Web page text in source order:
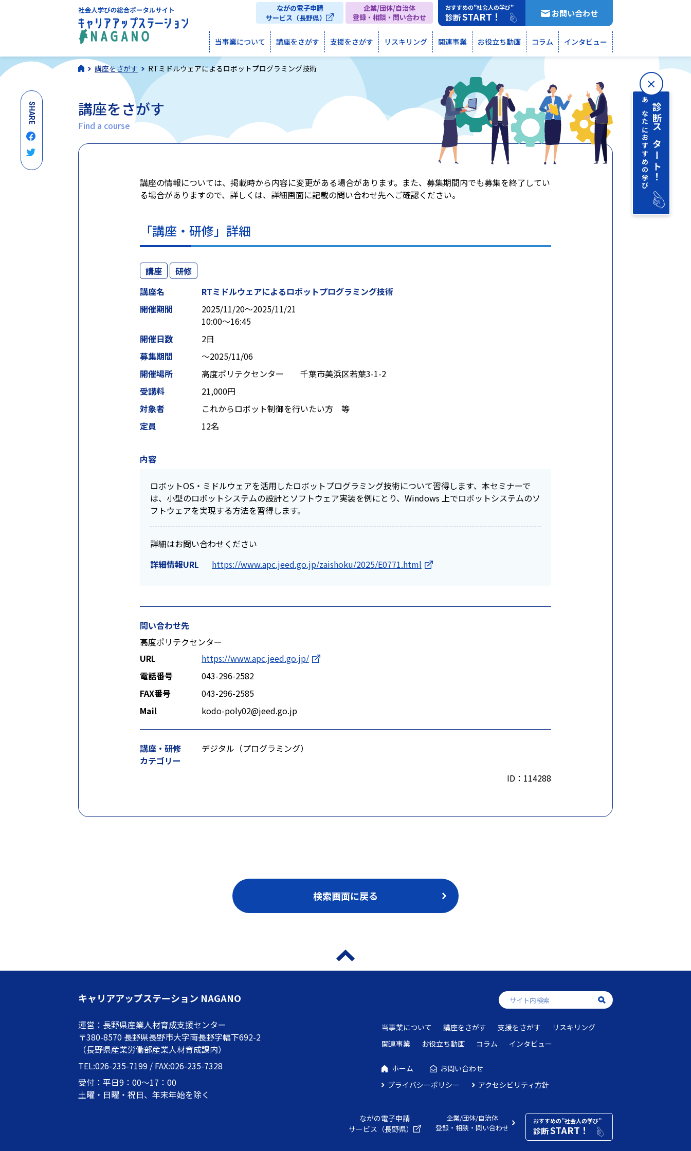
当事業について 講座をさがす 支援をさがす リスキリング 関連事業 お役立ち動画 コラム インタビュー
おすすめの”社会人の学び”
診断START！
企業/団体/自治体
登録・相談・問い合わせ
ながの電子申請
サービス（長野県）
お問い合わせ
講座をさがす RTミドルウェアによるロボットプログラミング技術
講座をさがす
Find a course
講座の情報については、掲載時から内容に変更がある場合があります。また、募集期間内でも募集を終了してい
る場合がありますので、詳しくは、詳細画面に記載の問い合わせ先へご確認ください。
「講座・研修」詳細
講座
研修
講座名
RTミドルウェアによるロボットプログラミング技術
開催期間
2025/11/20〜2025/11/21
10:00～16:45
開催日数
2日
募集期間
〜2025/11/06
開催場所
高度ポリテクセンター 千葉市美浜区若葉3-1-2
受講料
21,000円
対象者
これからロボット制御を行いたい方 等
定員
12名
内容
ロボットOS・ミドルウェアを活用したロボットプログラミング技術について習得します、本セミナーで
は、小型のロボットシステムの設計とソフトウェア実装を例にとり、Windows 上でロボットシステムのソ
フトウェアを実現する方法を習得します。
詳細はお問い合わせください
詳細情報URL
https://www.apc.jeed.go.jp/zaishoku/2025/E0771.html
問い合わせ先
高度ポリテクセンター
URL
https://www.apc.jeed.go.jp/
電話番号
043-296-2582
FAX番号
043-296-2585
Mail
kodo-poly02@jeed.go.jp
講座・研修
カテゴリー
デジタル（プログラミング）
ID：114288
検索画面に戻る
キャリアアップステーション NAGANO
運営：長野県産業人材育成支援センター
〒380-8570 長野県長野市大字南長野字幅下692-2
（長野県産業労働部産業人材育成課内）
TEL:026-235-7199 / FAX:026-235-7328
受付：平日9：00～17：00
土曜・日曜・祝日、年末年始を除く
当事業について 講座をさがす 支援をさがす
リスキリング
関連事業
お役立ち動画 コラム インタビュー
ホーム
お問い合わせ
プライバシーポリシー
アクセシビリティ方針
ながの電子申請
サービス（長野県）
企業/団体/自治体
登録・相談・問い合わせ
おすすめの”社会人の学び”
診断START！
SHARE あなたにおすすめの学び診断 スタート！